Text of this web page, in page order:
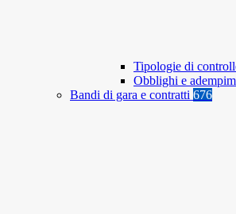
Tipologie di
Obblighi e
Bandi di gara e contratti 676